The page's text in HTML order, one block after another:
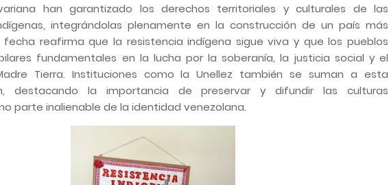
han garantizado los derechos territoriales y culturales de las
integrándolas plenamente en la construcción de un país más
fecha reafirma que la resistencia indígena sigue viva y que los pueblos
fundamentales en la lucha por la soberanía, la justicia social y el
Tierra. Instituciones como la Unellez también se suman a esta
destacando la importancia de preservar y difundir las culturas
parte inalienable de la identidad venezolana.